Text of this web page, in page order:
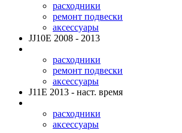
расходники
ремонт подвески
аксессуары
JJ10E 2008 - 2013
расходники
ремонт подвески
аксессуары
J11E 2013 - наст. время
расходники
аксессуары